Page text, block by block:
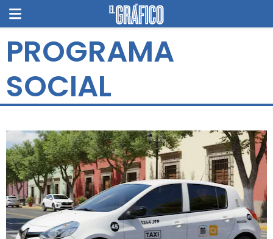
PROGRAMA
SOCIAL